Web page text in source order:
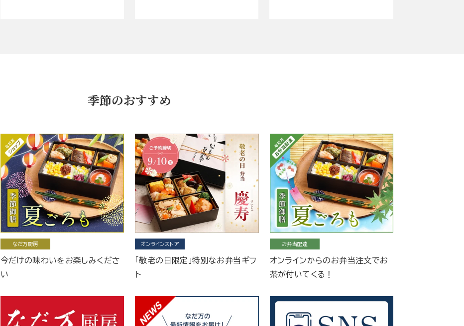
季節のおすすめ
なだ万厨房
今だけの味わいをお楽しみくださ
い
オンラインストア
「敬老の日限定」特別なお弁当ギフ
ト
お弁当配達
オンラインからのお弁当注文でお
茶が付いてくる！